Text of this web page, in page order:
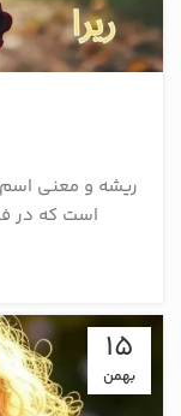
ریشه و معنی اسم
است که در
15
بهمن